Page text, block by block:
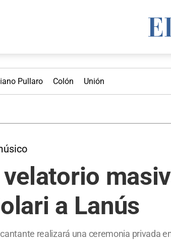
Pullaro Colón Unión
a Lanús
realizará una ceremonia privada